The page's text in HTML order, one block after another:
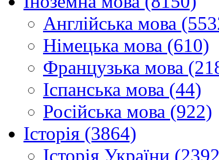
Англійська мова
Німецька мова (610)
Французька мова
Іспанська мова (44)
Російська мова (922)
Історія (3864)
Історія України